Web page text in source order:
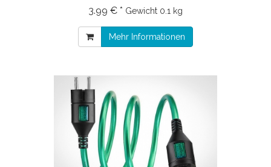
3.99 € * Gewicht 0.1 kg
Mehr Informationen